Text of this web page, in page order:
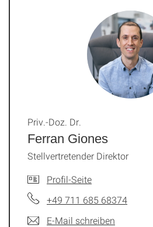
Ferran Giones
Priv.-Doz. Dr.
Stellvertretender Direktor
Profil-Seite
+49 711 685 68374
E-Mail schreiben